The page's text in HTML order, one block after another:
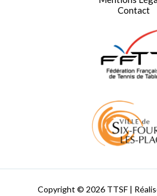
Contact
Copyright © 2026 TTSF |